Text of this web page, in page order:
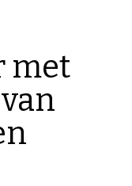
met